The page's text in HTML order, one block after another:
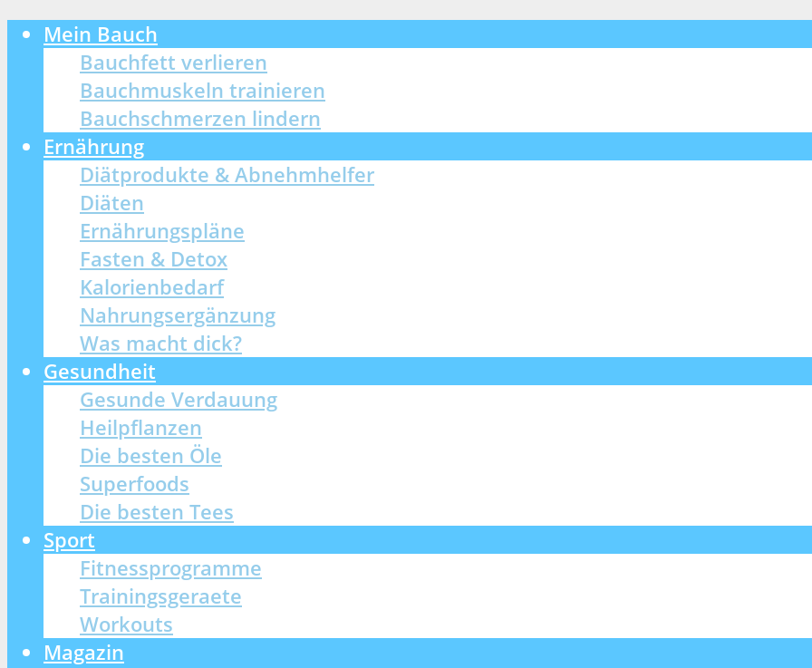
Mein Bauch
Bauchfett verlieren
Bauchmuskeln trainieren
Bauchschmerzen lindern
Ernährung
Diätprodukte & Abnehmhelfer
Diäten
Ernährungspläne
Fasten & Detox
Kalorienbedarf
Nahrungsergänzung
Was macht dick?
Gesundheit
Gesunde Verdauung
Heilpflanzen
Die besten Öle
Superfoods
Die besten Tees
Sport
Fitnessprogramme
Trainingsgeraete
Workouts
Magazin